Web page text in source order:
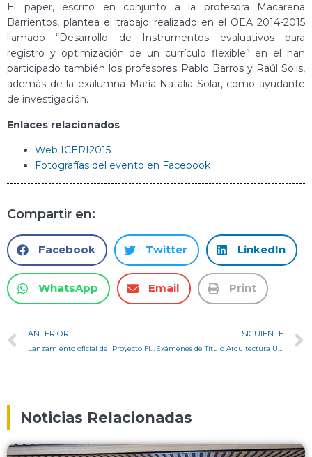
El paper, escrito en conjunto a la profesora Macarena
Barrientos, plantea el trabajo realizado en el OEA 2014-2015
llamado “Desarrollo de Instrumentos evaluativos para
registro y optimización de un currículo flexible” en el han
participado también los profesores Pablo Barros y Raúl Solis,
además de la exalumna María Natalia Solar, como ayudante
de investigación.
Enlaces relacionados
Web ICERI2015
Fotografías del evento en Facebook
Compartir en:
Facebook Twitter LinkedIn
WhatsApp Email Print
ANTERIOR SIGUIENTE
Noticias Relacionadas